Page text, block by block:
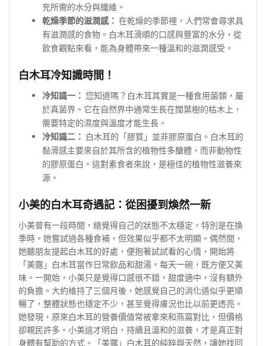
充所需的水分與纖維。
乾燥季節的滋潤感： 在乾燥的季節裡，人們常會尋求具
有滋潤感的食物。白木耳滑順的口感與豐富的水分，從
飲食觀點來看，能為身體帶來一種溫和的滋潤感受。
白木耳冷知識時間！
冷知識一： 您知道嗎？白木耳其實是一種食用菌類，屬
於真菌界。它在自然界中通常生長在闊葉樹的枯木上，
需要特定的濕度與溫度才能生長。
冷知識二： 白木耳的「膠質」並非膠原蛋白。白木耳的
黏滑感主要來自於其所含的植物性多醣體，而非動物性
的膠原蛋白。這對素食者來說，是極佳的植物性滋養來
源。
小美的白木耳奇遇記：從困擾到煥然一新
小美曾有一段時間，總覺得自己的狀態不太穩定，特別是在換
季時。她嘗試過各種食補，但效果似乎都不太明顯。偶然間，
她聽朋友提起白木耳的好處，便抱著試試看的心情，開始將
「美露」白木耳當作日常飲品和甜湯。每天一碗，既方便又美
味。一開始，小美只是覺得口感很不錯，甜度適中，沒有額外
的負擔。大約維持了三個月後，她感覺自己的消化道似乎更順
暢了，整體狀態也穩定不少，甚至覺得膚況也比以前更透亮。
她發現，原來白木耳的營養價值常被拿來和燕窩對比，但價格
卻親民許多。小美這才明白，持續且溫和的滋養，才是真正對
身體有幫助的方式。「美露」白木耳的純粹與天然，讓她找回